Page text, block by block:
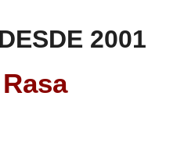
2001